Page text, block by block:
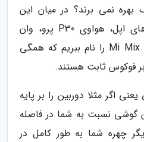
بهره نمی برند؟ در میان این
موارد، می توانیم گوشی های اپل، هواوی P30 پرو، وان
پلاس 7 پرو و شیائومی Mi Mix 3 را نام ببریم که همگی
فوکوس ثابت هستند.
اگر مثلا دوربین را بر پایه
گوشی نسبت به شما در فاصله
چهره شما به طور کامل در